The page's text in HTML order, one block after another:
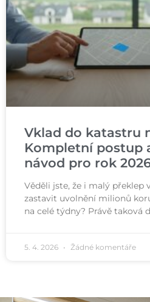
Vklad do katastru
Kompletní postup
návod pro rok
Věděli jste, že i malý překlep
zastavit uvolnění milionů
na celé týdny? Právě taková
5. 4. 2026 Žádné komentáře